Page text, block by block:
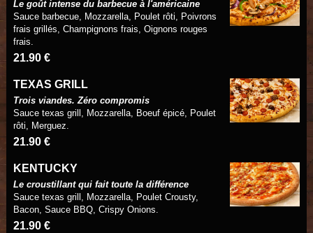
Le goût intense du barbecue à l'américaine
Sauce barbecue, Mozzarella, Poulet rôti, Poivrons
frais grillés, Champignons frais, Oignons rouges
frais.
21.90 €
TEXAS GRILL
Trois viandes. Zéro compromis
Sauce texas grill, Mozzarella, Boeuf épicé, Poulet
rôti, Merguez.
21.90 €
KENTUCKY
Le croustillant qui fait toute la différence
Sauce texas grill, Mozzarella, Poulet Crousty,
Bacon, Sauce BBQ, Crispy Onions.
21.90 €